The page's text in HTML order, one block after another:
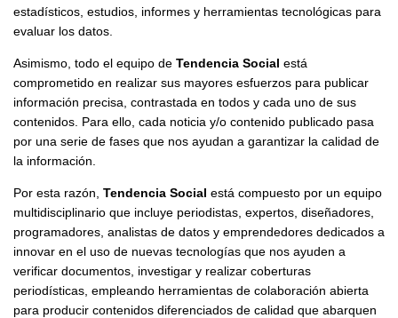
estadísticos, estudios, informes y herramientas tecnológicas para
evaluar los datos.
Asimismo, todo el equipo de Tendencia Social está
comprometido en realizar sus mayores esfuerzos para publicar
información precisa, contrastada en todos y cada uno de sus
contenidos. Para ello, cada noticia y/o contenido publicado pasa
por una serie de fases que nos ayudan a garantizar la calidad de
la información.
Por esta razón, Tendencia Social está compuesto por un equipo
multidisciplinario que incluye periodistas, expertos, diseñadores,
programadores, analistas de datos y emprendedores dedicados a
innovar en el uso de nuevas tecnologías que nos ayuden a
verificar documentos, investigar y realizar coberturas
periodísticas, empleando herramientas de colaboración abierta
para producir contenidos diferenciados de calidad que abarquen